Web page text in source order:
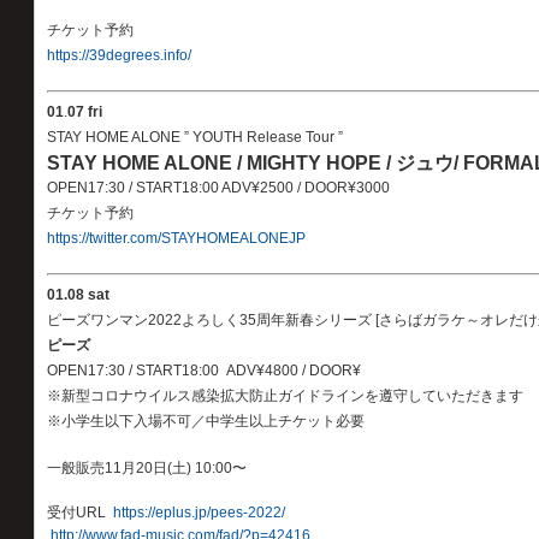
チケット予約
https://39degrees.info/
01.07 fri
STAY HOME ALONE ” YOUTH Release Tour ”
STAY HOME ALONE / MIGHTY HOPE / ジュウ/
OPEN17:30 / START18:00 ADV¥2500 / DOOR¥3000
チケット予約
https://twitter.com/STAYHOMEALONEJP
01.08 sat
ピーズワンマン2022よろしく35周年新春シリーズ [さらばガラケ～オレだ
ピーズ
OPEN17:30 / START18:00 ADV¥4800 / DOOR¥
※新型コロナウイルス感染拡大防止ガイドラインを遵守していただきます
※小学生以下入場不可／中学生以上チケット必要
一般販売11月20日(土) 10:00〜
受付URL https://eplus.jp/pees-2022/
http://www.fad-music.com/fad/?p=42416